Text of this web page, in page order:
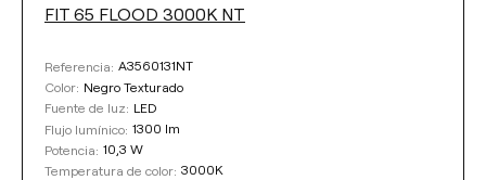
FIT 65 FLOOD 3000K NT
Referencia: A3560131NT
Color: Negro Texturado
Fuente de luz: LED
Flujo lumínico: 1300 lm
Potencia: 10,3 W
Temperatura de color: 3000K